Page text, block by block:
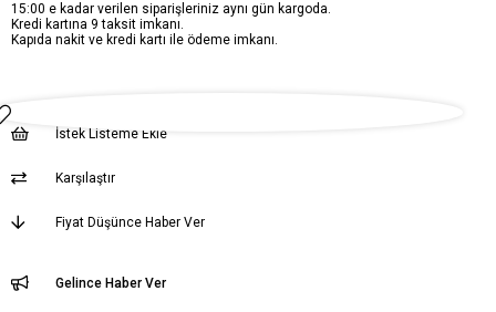
15:00 e kadar verilen siparişleriniz aynı gün kargoda.
Kredi kartına 9 taksit imkanı.
Kapıda nakit ve kredi kartı ile ödeme imkanı.
İstek Listeme Ekle
Karşılaştır
Fiyat Düşünce Haber Ver
Gelince Haber Ver